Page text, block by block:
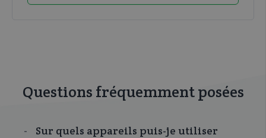
Questions fréquemment posées
Sur quels appareils puis-je utiliser